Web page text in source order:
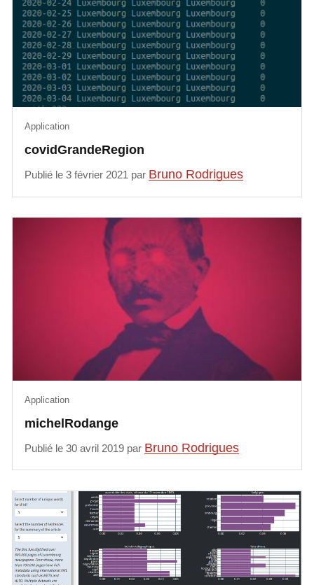
covidGrandeRegion
Application
Publié le 3 février 2021 par Bruno Rodrigues
michelRodange
Application
Publié le 30 avril 2019 par Bruno Rodrigues